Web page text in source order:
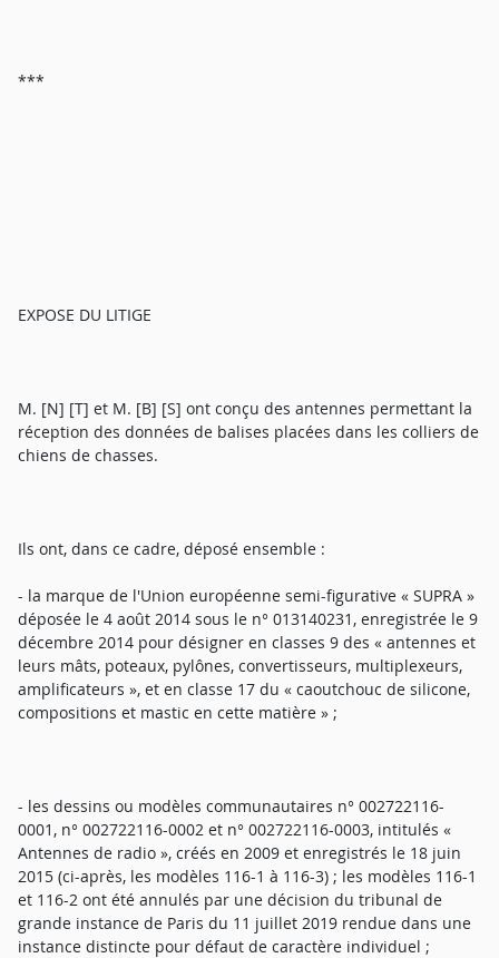
***
EXPOSE DU LITIGE
M. [N] [T] et M. [B] [S] ont conçu des antennes permettant la
réception des données de balises placées dans les colliers de
chiens de chasses.
Ils ont, dans ce cadre, déposé ensemble :
- la marque de l'Union européenne semi-figurative « SUPRA »
déposée le 4 août 2014 sous le n° 013140231, enregistrée le 9
décembre 2014 pour désigner en classes 9 des « antennes et
leurs mâts, poteaux, pylônes, convertisseurs, multiplexeurs,
amplificateurs », et en classe 17 du « caoutchouc de silicone,
compositions et mastic en cette matière » ;
- les dessins ou modèles communautaires n° 002722116-
0001, n° 002722116-0002 et n° 002722116-0003, intitulés «
Antennes de radio », créés en 2009 et enregistrés le 18 juin
2015 (ci-après, les modèles 116-1 à 116-3) ; les modèles 116-1
et 116-2 ont été annulés par une décision du tribunal de
grande instance de Paris du 11 juillet 2019 rendue dans une
instance distincte pour défaut de caractère individuel ;